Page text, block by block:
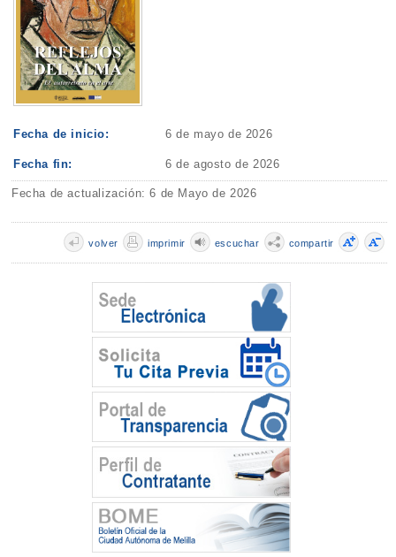
Fecha de inicio: 6 de mayo de 2026
Fecha fin: 6 de agosto de 2026
Fecha de actualización: 6 de Mayo de 2026
compartir
escuchar
imprimir
volver